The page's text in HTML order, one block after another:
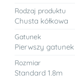
Rodzaj produktu
Chusta kółkowa
Gatunek
Pierwszy gatunek
Rozmiar
Standard 1.8m